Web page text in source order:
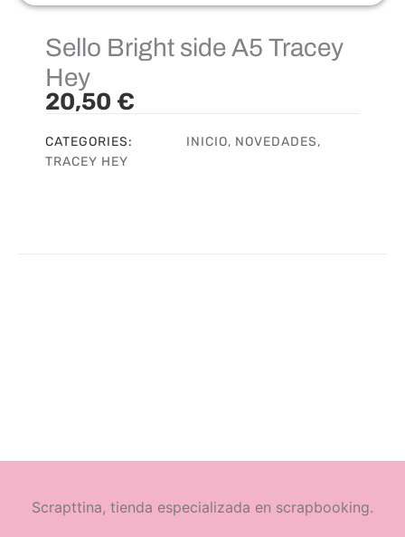
Sello Bright side A5 Tracey
Hey
20,50 €
CATEGORIES: INICIO, NOVEDADES,
TRACEY HEY
Scrapttina, tienda especializada en scrapbooking.